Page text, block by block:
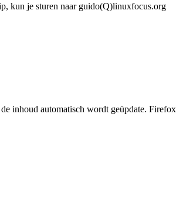
kun je sturen naar guido(Q)linuxfocus.org
inhoud automatisch wordt geüpdate. Firefox